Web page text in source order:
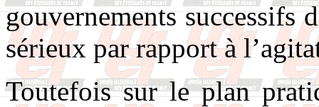
gouvernements successifs
sérieux par rapport à
Toutefois sur le plan